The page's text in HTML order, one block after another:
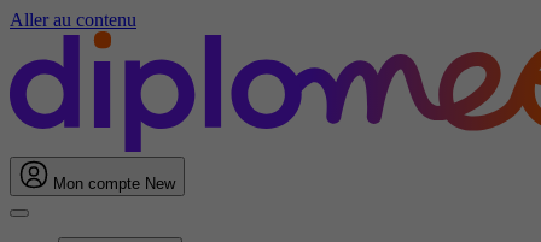
Aller au contenu
Mon compte New